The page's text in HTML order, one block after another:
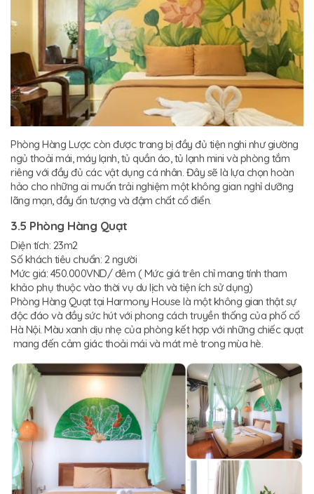
Phòng Hàng Lược còn được trang bị đầy đủ tiện nghi như giường
ngủ thoải mái, máy lạnh, tủ quần áo, tủ lạnh mini và phòng tắm
riêng với đầy đủ các vật dụng cá nhân. Đây sẽ là lựa chọn hoàn
hảo cho những ai muốn trải nghiệm một không gian nghỉ dưỡng
lãng mạn, đầy ấn tượng và đậm chất cổ điển.
3.5 Phòng Hàng Quạt
Diện tích: 23m2
Số khách tiêu chuẩn: 2 người
Mức giá: 450.000VND/ đêm ( Mức giá trên chỉ mang tính tham
khảo phụ thuộc vào thời vụ du lịch và tiện ích sử dụng)
Phòng Hàng Quạt tại Harmony House là một không gian thật sự
độc đáo và đầy sức hút với phong cách truyền thống của phố cổ
Hà Nội. Màu xanh dịu nhẹ của phòng kết hợp với những chiếc quạt
mang đến cảm giác thoải mái và mát mẻ trong mùa hè.